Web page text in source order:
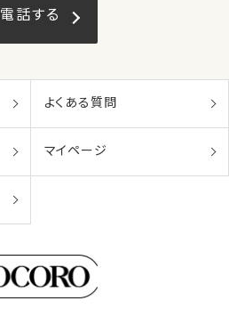
電話する
よくある質問
マイページ